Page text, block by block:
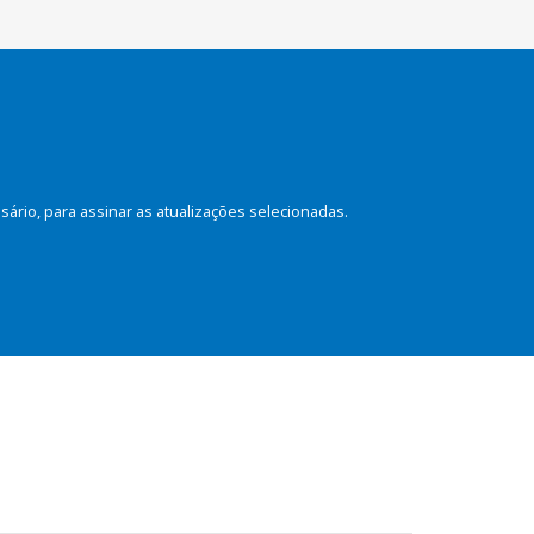
para assinar as atualizações selecionadas.